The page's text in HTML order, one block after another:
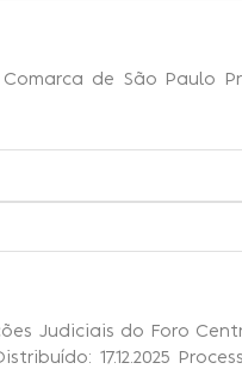
de São Paulo
Judiciais do Foro
17.12.2025